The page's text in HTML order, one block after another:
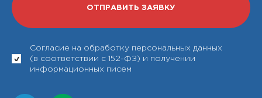
Согласие на обработку персональных данных
(в соответствии с 152-ФЗ) и получении
информационных писем